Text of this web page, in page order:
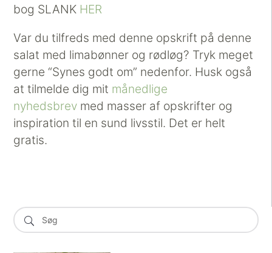
bog SLANK HER
Var du tilfreds med denne opskrift på denne
salat med limabønner og rødløg? Tryk meget
gerne “Synes godt om” nedenfor. Husk også
at tilmelde dig mit månedlige
nyhedsbrev med masser af opskrifter og
inspiration til en sund livsstil. Det er helt
gratis.